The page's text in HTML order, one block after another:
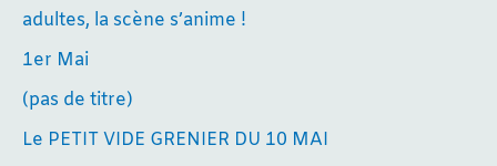
adultes, la scène s’anime !
1er Mai
(pas de titre)
Le PETIT VIDE GRENIER DU 10 MAI